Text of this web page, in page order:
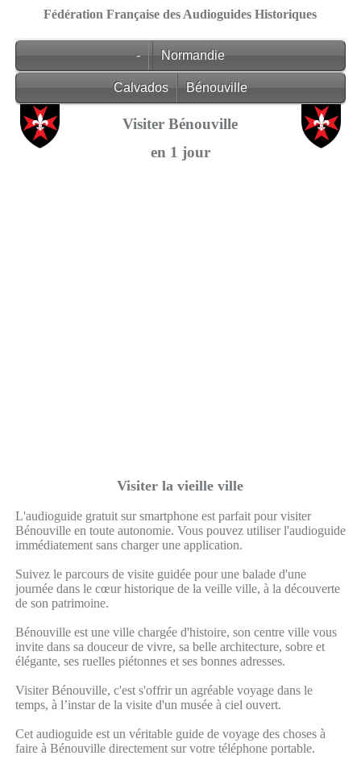
Fédération Française des Audioguides Historiques
- Normandie
Calvados Bénouville
Visiter Bénouville
en 1 jour
Visiter la vieille ville
L'audioguide gratuit sur smartphone est parfait pour visiter
Bénouville en toute autonomie. Vous pouvez utiliser l'audioguide
immédiatement sans charger une application.
Suivez le parcours de visite guidée pour une balade d'une
journée dans le cœur historique de la veille ville, à la découverte
de son patrimoine.
Bénouville est une ville chargée d'histoire, son centre ville vous
invite dans sa douceur de vivre, sa belle architecture, sobre et
élégante, ses ruelles piétonnes et ses bonnes adresses.
Visiter Bénouville, c'est s'offrir un agréable voyage dans le
temps, à l’instar de la visite d'un musée à ciel ouvert.
Cet audioguide est un véritable guide de voyage des choses à
faire à Bénouville directement sur votre téléphone portable.